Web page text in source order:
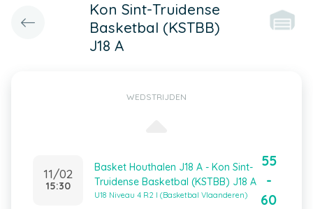
Kon Sint-Truidense
Basketbal (KSTBB)
J18 A
WEDSTRIJDEN
11/02
15:30
Basket Houthalen J18 A - Kon Sint-
Truidense Basketbal (KSTBB) J18 A
U18 Niveau 4 R2 I (Basketbal Vlaanderen)
55
-
60